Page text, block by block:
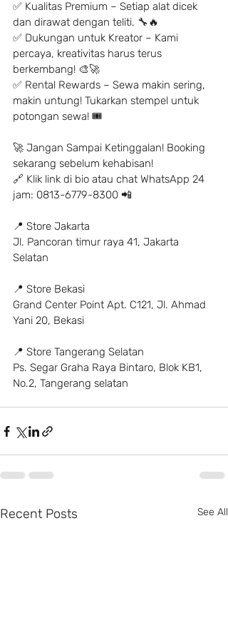
✅ Kualitas Premium – Setiap alat dicek
dan dirawat dengan teliti. 🔧🔥
✅ Dukungan untuk Kreator – Kami
percaya, kreativitas harus terus
berkembang! 🎨🚀
✅ Rental Rewards – Sewa makin sering,
makin untung! Tukarkan stempel untuk
potongan sewa! 🎟
🚀 Jangan Sampai Ketinggalan! Booking
sekarang sebelum kehabisan!
🔗 Klik link di bio atau chat WhatsApp 24
jam: 0813-6779-8300 📲
📍 Store Jakarta
Jl. Pancoran timur raya 41, Jakarta
Selatan
📍 Store Bekasi
Grand Center Point Apt. C121, Jl. Ahmad
Yani 20, Bekasi
📍 Store Tangerang Selatan
Ps. Segar Graha Raya Bintaro, Blok KB1,
No.2, Tangerang selatan
Recent Posts See All